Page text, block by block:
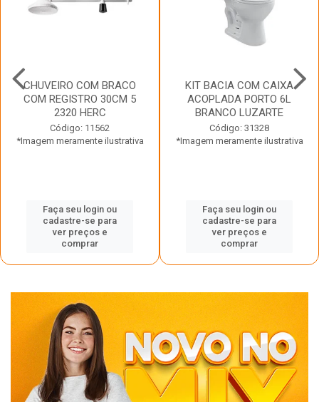
CHUVEIRO COM BRACO
COM REGISTRO 30CM 5
2320 HERC
Código: 11562
*Imagem meramente ilustrativa
Faça seu login ou
cadastre-se para
ver preços e
comprar
KIT BACIA COM CAIXA
ACOPLADA PORTO 6L
BRANCO LUZARTE
Código: 31328
*Imagem meramente ilustrativa
Faça seu login ou
cadastre-se para
ver preços e
comprar